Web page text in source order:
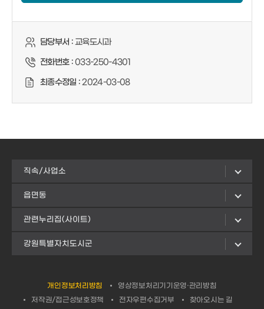
담당부서 :교육도시과
전화번호 :033-250-4301
최종수정일 :2024-03-08
직속/사업소
읍면동
관련누리집(사이트)
강원특별자치도시군
개인정보처리방침
영상정보처리기기운영·관리방침
저작권/접근성보호정책
전자우편수집거부 찾아오시는 길